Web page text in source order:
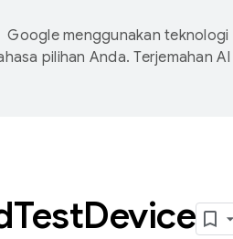
Google menggunakan teknologi
pilihan Anda. Terjemahan
TestDevice